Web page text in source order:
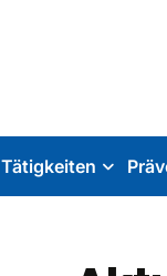
Tätigkeiten